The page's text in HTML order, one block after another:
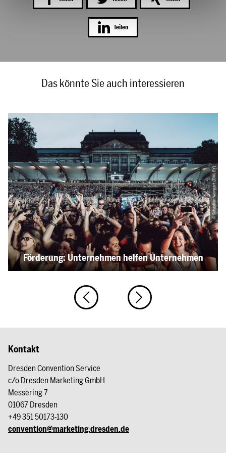
Teilen
Das könnte Sie auch interessieren
Förderung: Unternehmen helfen Unternehmen
© Sebastian Weingart (DML-BY)
Kontakt
Dresden Convention Service
c/o Dresden Marketing GmbH
Messering 7
01067 Dresden
+49 351 50173-130
convention@marketing.dresden.de